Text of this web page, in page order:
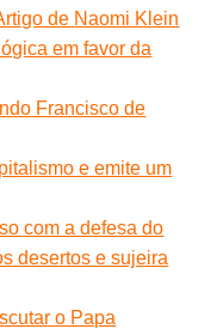
de Naomi Klein
em favor da
Francisco de
e emite um
com a defesa do
desertos e sujeira
o Papa